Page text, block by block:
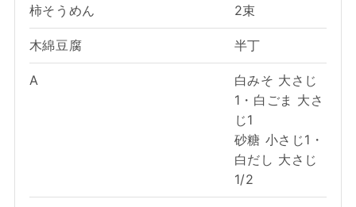
柿そうめん 2束
木綿豆腐 半丁
A
白みそ 大さじ
1・白ごま 大さ
じ1
砂糖 小さじ1・
白だし 大さじ
1/2